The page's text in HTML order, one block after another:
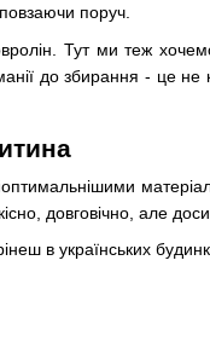
поруч.
Тут ми теж
до збирання - це
​​довговічно, але
в українських